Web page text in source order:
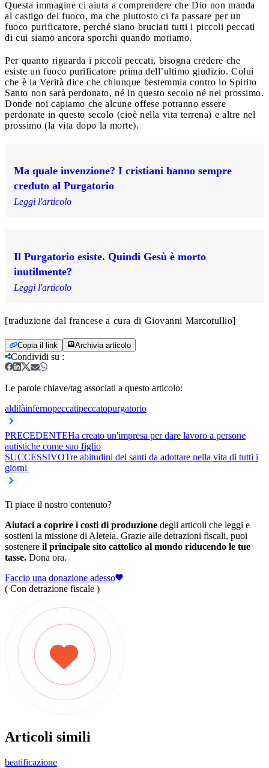
Questa immagine ci aiuta a comprendere che Dio non manda
al castigo del fuoco, ma che piuttosto ci fa passare per un
fuoco purificatore, perché siano bruciati tutti i piccoli peccati
di cui siamo ancora sporchi quando moriamo.
Per quanto riguarda i piccoli peccati, bisogna credere che
esiste un fuoco purificatore prima dell’ultimo giudizio. Colui
che è la Verità dice che chiunque bestemmia contro lo Spirito
Santo non sarà perdonato, né in questo secolo né nel prossimo.
Donde noi capiamo che alcune offese potranno essere
perdonate in questo secolo (cioè nella vita terrena) e altre nel
prossimo (la vita dopo la morte).
Ma quale invenzione? I cristiani hanno sempre
creduto al Purgatorio
Leggi l'articolo
Il Purgatorio esiste. Quindi Gesù è morto
inutilmente?
Leggi l'articolo
[traduzione dal francese a cura di Giovanni Marcotullio]
Copia il link Archivia articolo
Condividi su :
Le parole chiave/tag associati a questo articolo:
aldilàinfernopeccatipeccatopurgatorio
PRECEDENTEHa creato un'impresa per dare lavoro a persone
autistiche come suo figlio
SUCCESSIVOTre abitudini dei santi da adottare nella vita di tutti i
giorni
Ti piace il nostro contenuto?
Aiutaci a coprire i costi di produzione degli articoli che leggi e
sostieni la missione di Aleteia. Grazie alle detrazioni fiscali, puoi
sostenere il principale sito cattolico al mondo riducendo le tue
tasse. Dona ora.
Faccio una donazione adesso
( Con detrazione fiscale )
Articoli simili
beatificazione